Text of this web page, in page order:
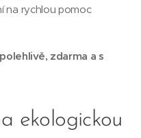
na rychlou pomoc
zdarma a s
ekologickou